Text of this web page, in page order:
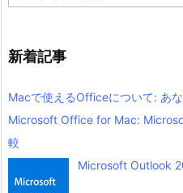
新着記事
Macで使えるOfficeについて: あ
Microsoft Office for Mac:
較
Microsoft Outlook